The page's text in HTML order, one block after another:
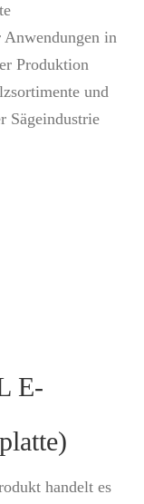
in
Produktion
und
Sägeindustrie
E-
handelt es